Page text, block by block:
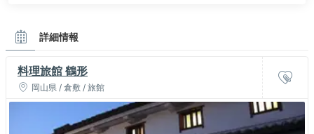
詳細情報
料理旅館 鶴形
岡山県 / 倉敷 / 旅館